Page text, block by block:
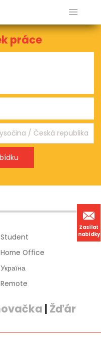
Zasílat
nabídky
práce
Student
Home Office
Україна
Remote
| Žďár